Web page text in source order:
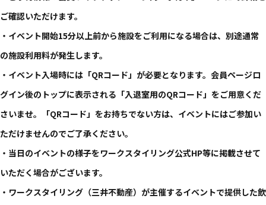
ご確認いただけます。
・イベント開始15分以上前から施設をご利用になる場合は、別途通常
の施設利用料が発生します。
・イベント入場時には「QRコード」が必要となります。会員ページロ
グイン後のトップに表示される「入退室用のQRコード」をご用意くだ
さいませ。「QRコード」をお持ちでない方は、イベントにはご参加い
ただけませんのでご了承ください。
・当日のイベントの様子をワークスタイリング公式HP等に掲載させて
いただく場合がございます。
・ワークスタイリング（三井不動産）が主催するイベントで提供した飲